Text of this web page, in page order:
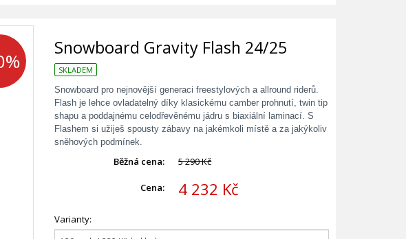
Snowboard Gravity Flash 24/25
SKLADEM
Snowboard pro nejnovější generaci freestylových a allround riderů.
Flash je lehce ovladatelný díky klasickému camber prohnutí, twin tip
shapu a poddajnému celodřevěnému jádru s biaxiální laminací. S
Flashem si užiješ spousty zábavy na jakémkoli místě a za jakýkoliv
sněhových podmínek.
Běžná cena: 5 290 Kč
Cena: 4 232 Kč
Varianty: